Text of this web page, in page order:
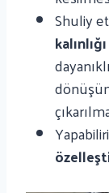
Shuliy